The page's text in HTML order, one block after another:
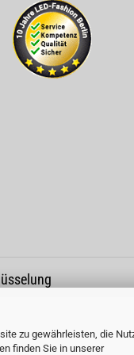
zu gewährleisten, die
finden Sie in unserer